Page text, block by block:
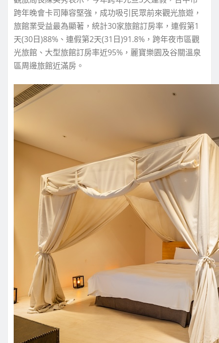
跨年晚會卡司陣容堅強，成功吸引民眾前來觀光旅遊，
旅館業受益最為顯著，統計30家旅館訂房率，連假第1
天(30日)88%、連假第2天(31日)91.8%，跨年夜市區觀
光旅館、大型旅館訂房率近95%，麗寶樂園及谷關溫泉
區周邊旅館近滿房。